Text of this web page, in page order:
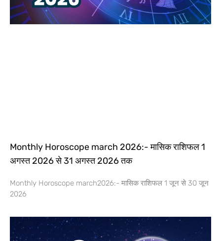
Monthly Horoscope march 2026:- मासिक राशिफल 1
अगस्त 2026 से 31 अगस्त 2026 तक
Monthly Horoscope march2026:- मासिक राशिफल 1 जून से 30 जून
2026